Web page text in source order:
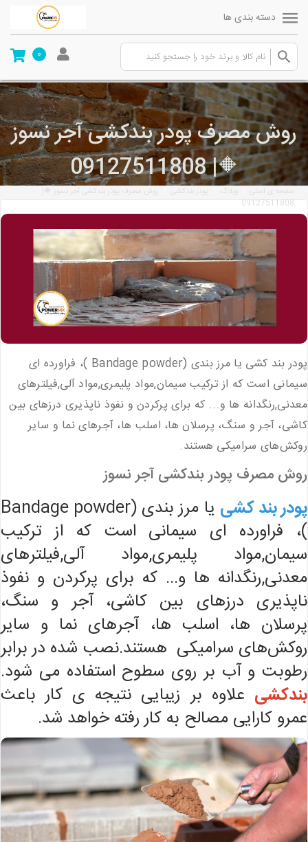
دسته بندی ها
0
روش مصرف پودر بندکشی آجر نسوز
🔶| 09127511808
صفحه ی اصلی وبلاگ پودر بندکشی
روش مصرف پودر بندکشی آجر نسوز 🔶|
09127511808
پودر بند کشی یا مرز بندی (Bandage powder )، فراورده ای
سیمانی است که از ترکیب سیمان,مواد پلیمری,مواد آلی,فیلترهای
معدنی,رنگدانه ها و... که برای پرکردن و نفوذ ناپذیری درزهای بین
کاشی، آجر و سنگ، پرسلان ها، اسلب ها، آجرهای نما و سایر
روکش‌های سرامیکی هستند.
روش مصرف پودر بندکشی آجر نسوز
پودر بند کشی
یا مرز بندی (Bandage powder
)، فراورده ای سیمانی است که از ترکیب
سیمان,مواد پلیمری,مواد آلی,فیلترهای
معدنی,رنگدانه ها و... که برای پرکردن و نفوذ
ناپذیری درزهای بین کاشی، آجر و سنگ،
پرسلان ها، اسلب ها، آجرهای نما و سایر
روکش‌های سرامیکی هستند.نصب شده در برابر
رطوبت و آب بر روی سطوح استفاده می شود.
بندکشی علاوه بر زیبایی نتیجه ی کار باعث
عمرو کارایی مصالح به کار رفته خواهد شد.